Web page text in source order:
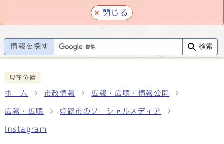
閉じる
情報を探す 検索
現在位置
ホーム 市政情報 広報・広聴・情報公開
広報・広聴 姫路市のソーシャルメディア
Instagram